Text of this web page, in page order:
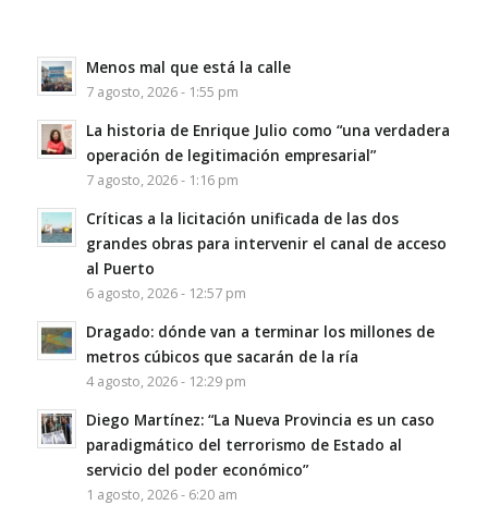
Menos mal que está la calle
7 agosto, 2026 - 1:55 pm
La historia de Enrique Julio como “una verdadera
operación de legitimación empresarial”
7 agosto, 2026 - 1:16 pm
Críticas a la licitación unificada de las dos
grandes obras para intervenir el canal de acceso
al Puerto
6 agosto, 2026 - 12:57 pm
Dragado: dónde van a terminar los millones de
metros cúbicos que sacarán de la ría
4 agosto, 2026 - 12:29 pm
Diego Martínez: “La Nueva Provincia es un caso
paradigmático del terrorismo de Estado al
servicio del poder económico”
1 agosto, 2026 - 6:20 am